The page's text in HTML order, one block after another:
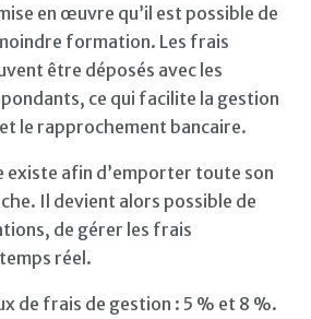
en œuvre qu’il est possible de
formation. Les frais
être déposés avec les
ce qui facilite la gestion
le rapprochement bancaire.
existe afin d’emporter toute son
Il devient alors possible de
de gérer les frais
réel.
de frais de gestion : 5 % et 8 %.